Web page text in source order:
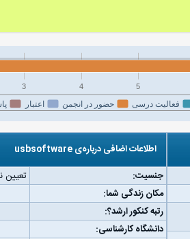
فعالیت درسی حضور در انجمن اعتبار
3 4 5
اطلاعات اضافی درباره‌ی usbsoftware
جنسیت:
تعیین
مکان زندگی شما:
رتبه کنکور ارشد؟:
دانشگاه کارشناسی: